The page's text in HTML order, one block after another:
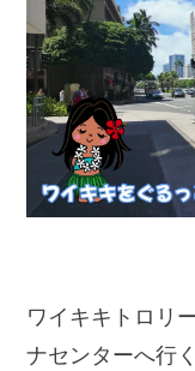
ワイキキトロリ
ナセンターへ行